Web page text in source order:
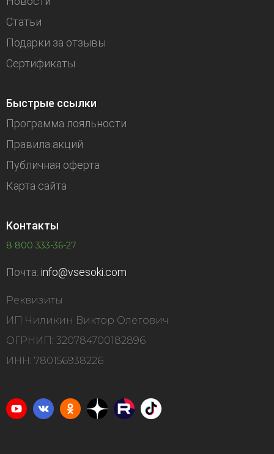
Статьи
Подарки за отзывы
Сертификаты
Быстрые ссылки
Программа лояльности
Правила акций
Публичная оферта
Карта сайта
Контакты
8 800 333-36-27
Почта: info@vsesoki.com
Реквизиты
ИП Чиликин Виктор Олегович
ОГРНИП: 320784700182896
ИНН: 780156938226